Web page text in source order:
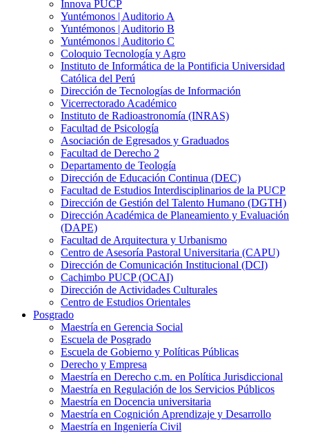
Innova PUCP
Yuntémonos | Auditorio A
Yuntémonos | Auditorio B
Yuntémonos | Auditorio C
Coloquio Tecnología y Agro
Instituto de Informática de la Pontificia Universidad
Católica del Perú
Dirección de Tecnologías de Información
Vicerrectorado Académico
Instituto de Radioastronomía (INRAS)
Facultad de Psicología
Asociación de Egresados y Graduados
Facultad de Derecho 2
Departamento de Teología
Dirección de Educación Continua (DEC)
Facultad de Estudios Interdisciplinarios de la PUCP
Dirección de Gestión del Talento Humano (DGTH)
Dirección Académica de Planeamiento y Evaluación
(DAPE)
Facultad de Arquitectura y Urbanismo
Centro de Asesoría Pastoral Universitaria (CAPU)
Dirección de Comunicación Institucional (DCI)
Cachimbo PUCP (OCAI)
Dirección de Actividades Culturales
Centro de Estudios Orientales
Posgrado
Maestría en Gerencia Social
Escuela de Posgrado
Escuela de Gobierno y Políticas Públicas
Derecho y Empresa
Maestría en Derecho c.m. en Política Jurisdiccional
Maestría en Regulación de los Servicios Públicos
Maestría en Docencia universitaria
Maestría en Cognición Aprendizaje y Desarrollo
Maestría en Ingeniería Civil